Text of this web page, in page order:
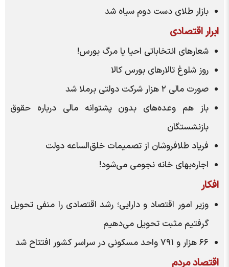
بازار طلای دست دوم سیاه شد
ابرار اقتصادی
شعار‌های انتخاباتی احیا یا مرگ بورس!
روز شلوغ تالار‌های بورس کالا
صورت مالی ۲ هزار شرکت دولتی برملا شد
باز هم وعده‌های بدون پشتوانه مالی درباره حقوق
بازنشستگان
فریاد طلافروشان از تصمیمات خلق‌الساعه دولت
اجاره‌بهای خانه نجومی می‌شود!
افکار
وزیر امور اقتصاد و دارایی؛ رشد اقتصادی را منفی تحویل
گرفتیم مثبت تحویل می‌دهیم
۶۶ هزار و ۷۹۱ واحد مسکونی در سراسر کشور افتتاح شد
اقتصاد مردم